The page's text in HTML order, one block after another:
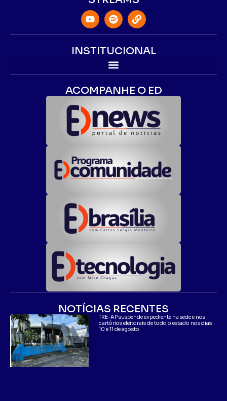
INSTITUCIONAL
ACOMPANHE O ED
NOTÍCIAS RECENTES
TRE-AP suspende expediente na sede e nos
cartórios eleitorais de todo o estado nos dias
10 e 11 de agosto